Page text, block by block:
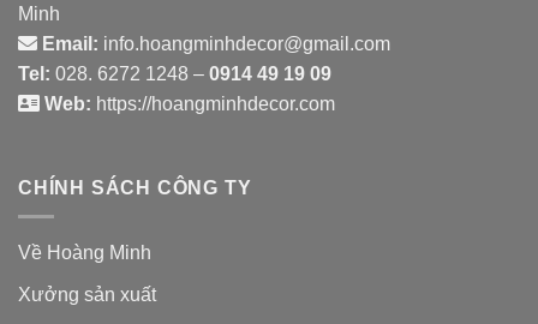
Minh
Email: info.hoangminhdecor@gmail.com
Tel: 028. 6272 1248 – 0914 49 19 09
Web: https://hoangminhdecor.com
CHÍNH SÁCH CÔNG TY
Về Hoàng Minh
Xưởng sản xuất